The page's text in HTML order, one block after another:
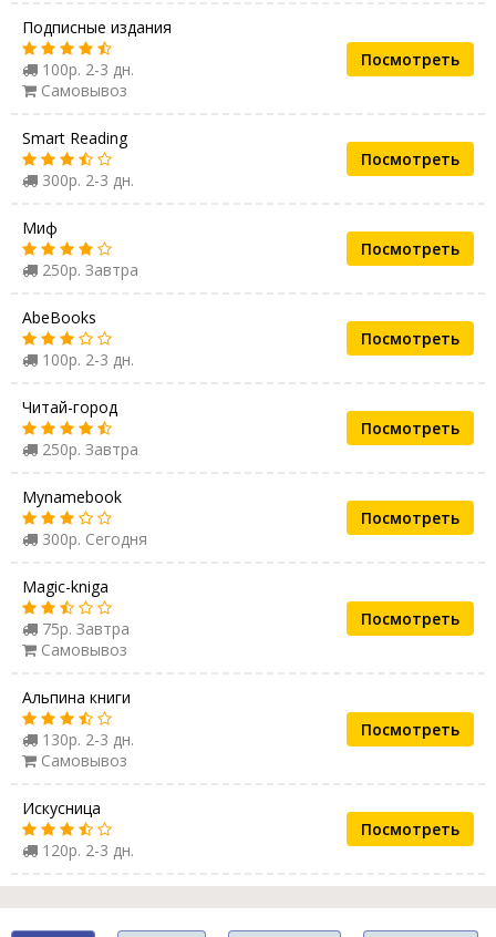
Подписные издания
100р. 2-3 дн.
Самовывоз
Посмотреть
Smart Reading
300р. 2-3 дн.
Посмотреть
Миф
250р. Завтра
Посмотреть
AbeBooks
100р. 2-3 дн.
Посмотреть
Читай-город
250р. Завтра
Посмотреть
Mynamebook
300р. Сегодня
Посмотреть
Magic-kniga
75р. Завтра
Самовывоз
Посмотреть
Альпина книги
130р. 2-3 дн.
Самовывоз
Посмотреть
Искусница
120р. 2-3 дн.
Посмотреть